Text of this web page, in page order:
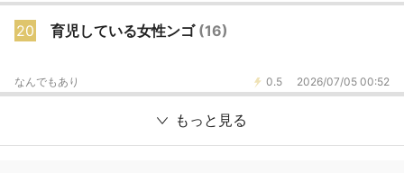
20 育児している女性ンゴ (16)
0.5 2026/07/05 00:52
なんでもあり
もっと見る